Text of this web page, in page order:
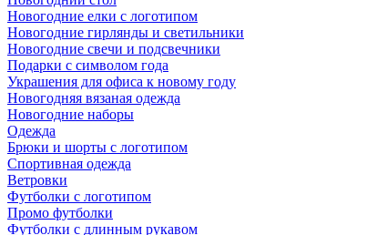
Новогодние елки с логотипом
Новогодние гирлянды и светильники
Новогодние свечи и подсвечники
Подарки с символом года
Украшения для офиса к новому году
Новогодняя вязаная одежда
Новогодние наборы
Одежда
Брюки и шорты с логотипом
Спортивная одежда
Ветровки
Футболки с логотипом
Промо футболки
Футболки с длинным рукавом